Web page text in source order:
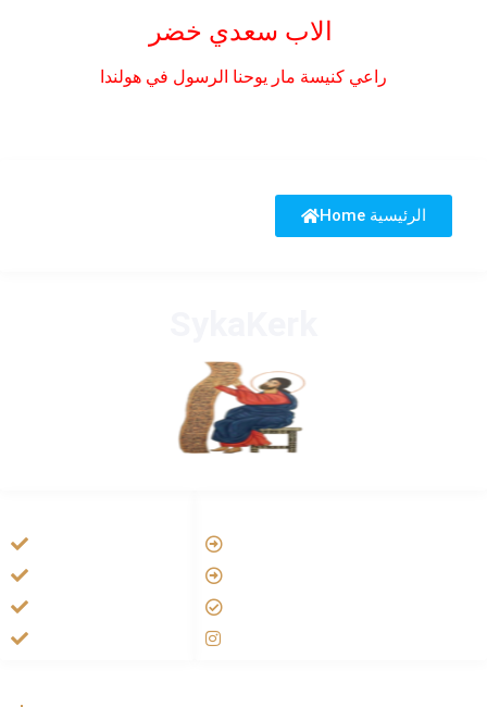
الاب سعدي خضر
راعي كنيسة مار يوحنا الرسول في هولندا
Home الرئيسية